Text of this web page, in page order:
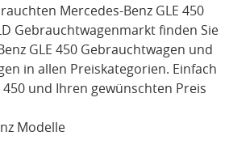
Mercedes-Benz GLE 450
Gebrauchtwagenmarkt finden Sie
GLE 450 Gebrauchtwagen und
in allen Preiskategorien. Einfach
450 und Ihren gewünschten Preis
Modelle